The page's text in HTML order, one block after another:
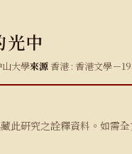
光中
大學來源香港 : 香港文學－
此研究之詮釋資料。如需